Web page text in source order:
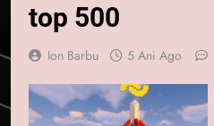
top 500
Ion Barbu 5 Ani Ago